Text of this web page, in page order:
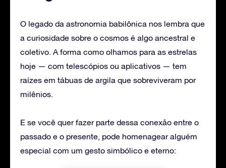
O legado da astronomia babilônica nos lembra que
a curiosidade sobre o cosmos é algo ancestral e
coletivo. A forma como olhamos para as estrelas
hoje — com telescópios ou aplicativos — tem
raízes em tábuas de argila que sobreviveram por
milênios.
E se você quer fazer parte dessa conexão entre o
passado e o presente, pode homenagear alguém
especial com um gesto simbólico e eterno: